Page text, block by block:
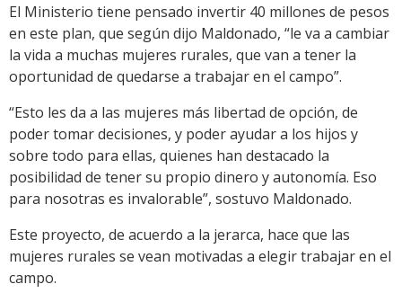
El Ministerio tiene pensado invertir 40 millones de pesos
en este plan, que según dijo Maldonado, “le va a cambiar
la vida a muchas mujeres rurales, que van a tener la
oportunidad de quedarse a trabajar en el campo”.
“Esto les da a las mujeres más libertad de opción, de
poder tomar decisiones, y poder ayudar a los hijos y
sobre todo para ellas, quienes han destacado la
posibilidad de tener su propio dinero y autonomía. Eso
para nosotras es invalorable”, sostuvo Maldonado.
Este proyecto, de acuerdo a la jerarca, hace que las
mujeres rurales se vean motivadas a elegir trabajar en el
campo.